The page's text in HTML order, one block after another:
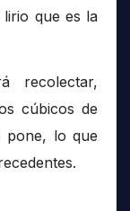
que es la
recolectar,
cúbicos de
lo que